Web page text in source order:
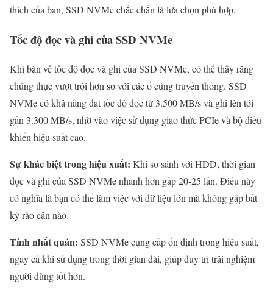
thích của bạn, SSD NVMe chắc chắn là lựa chọn phù hợp.
Tốc độ đọc và ghi của SSD NVMe
Khi bàn về tốc độ đọc và ghi của SSD NVMe, có thể thấy rằng
chúng thực vượt trội hơn so với các ổ cứng truyền thống. SSD
NVMe có khả năng đạt tốc độ đọc từ 3.500 MB/s và ghi lên tới
gần 3.300 MB/s, nhờ vào việc sử dụng giao thức PCIe và bộ điều
khiển hiệu suất cao.
Sự khác biệt trong hiệu xuất: Khi so sánh với HDD, thời gian
đọc và ghi của SSD NVMe nhanh hơn gấp 20-25 lần. Điều này
có nghĩa là bạn có thể làm việc với dữ liệu lớn mà không gặp bất
kỳ rào cản nào.
Tính nhất quán: SSD NVMe cung cấp ổn định trong hiệu suất,
ngay cả khi sử dụng trong thời gian dài, giúp duy trì trải nghiệm
người dùng tốt hơn.